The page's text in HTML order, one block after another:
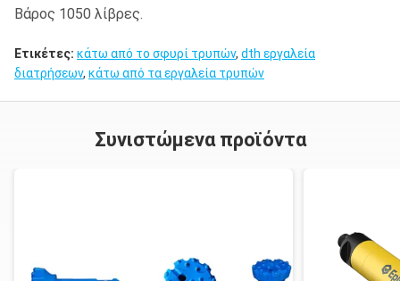
Βάρος 1050 λίβρες.
Ετικέτες: κάτω από το σφυρί τρυπών, dth εργαλεία
διατρήσεων, κάτω από τα εργαλεία τρυπών
Συνιστώμενα προϊόντα